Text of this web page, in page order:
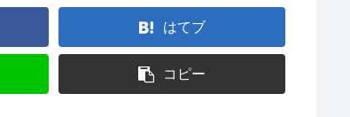
はてブ
コピー